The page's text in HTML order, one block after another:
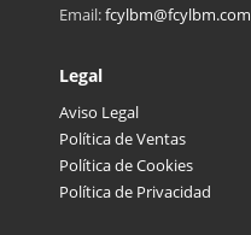
Email:fcylbm@fcylbm.com
Legal
Aviso Legal
Política de Ventas
Política de Cookies
Política de Privacidad